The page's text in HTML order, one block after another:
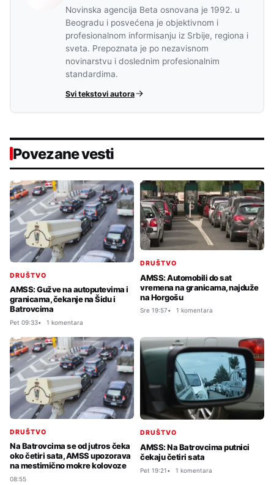
Novinska agencija Beta osnovana je 1992. u
Beogradu i posvećena je objektivnom i
profesionalnom informisanju iz Srbije, regiona i
sveta. Prepoznata je po nezavisnom
novinarstvu i doslednim profesionalnim
standardima.
Svi tekstovi autora
Povezane vesti
DRUŠTVO
AMSS: Gužve na autoputevima i
granicama, čekanje na Šidu i
Batrovcima
Pet 09:33 1 komentara
DRUŠTVO
AMSS: Automobili do sat
vremena na granicama, najduže
na Horgošu
Sre 19:57 1 komentara
DRUŠTVO
Na Batrovcima se od jutros čeka
oko četiri sata, AMSS upozorava
na mestimično mokre kolovoze
08:55
DRUŠTVO
AMSS: Na Batrovcima putnici
čekaju četiri sata
Pet 19:21 1 komentara